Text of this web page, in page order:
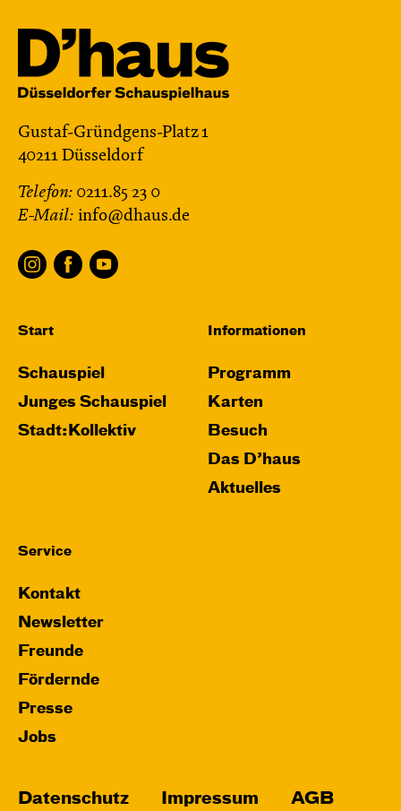
Gustaf-Gründgens-Platz 1
40211 Düsseldorf
Telefon: 0211.85 23 0
E-Mail: info@dhaus.de
Start
Schauspiel
Junges Schauspiel
Stadt:Kollektiv
Informationen
Programm
Karten
Besuch
Das D’haus
Aktuelles
Service
Kontakt
Newsletter
Freunde
Fördernde
Presse
Jobs
Datenschutz Impressum AGB